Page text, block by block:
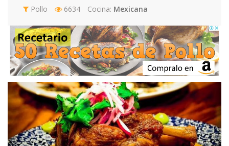
Ensaladas Equipment Frutas Galletas
Gelatinas Guarnicion… Helados Hot Dogs
Huevos Mariscos Mermeladas Muffins
Panes Para Niños Pastas Pasteles
Pollo 6634 Cocina: Mexicana